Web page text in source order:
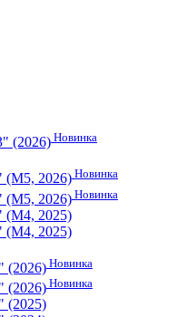
(2026) Новинка
(M5, 2026) Новинка
(M5, 2026) Новинка
(M4, 2025)
(M4, 2025)
(2026) Новинка
(2026) Новинка
(2025)